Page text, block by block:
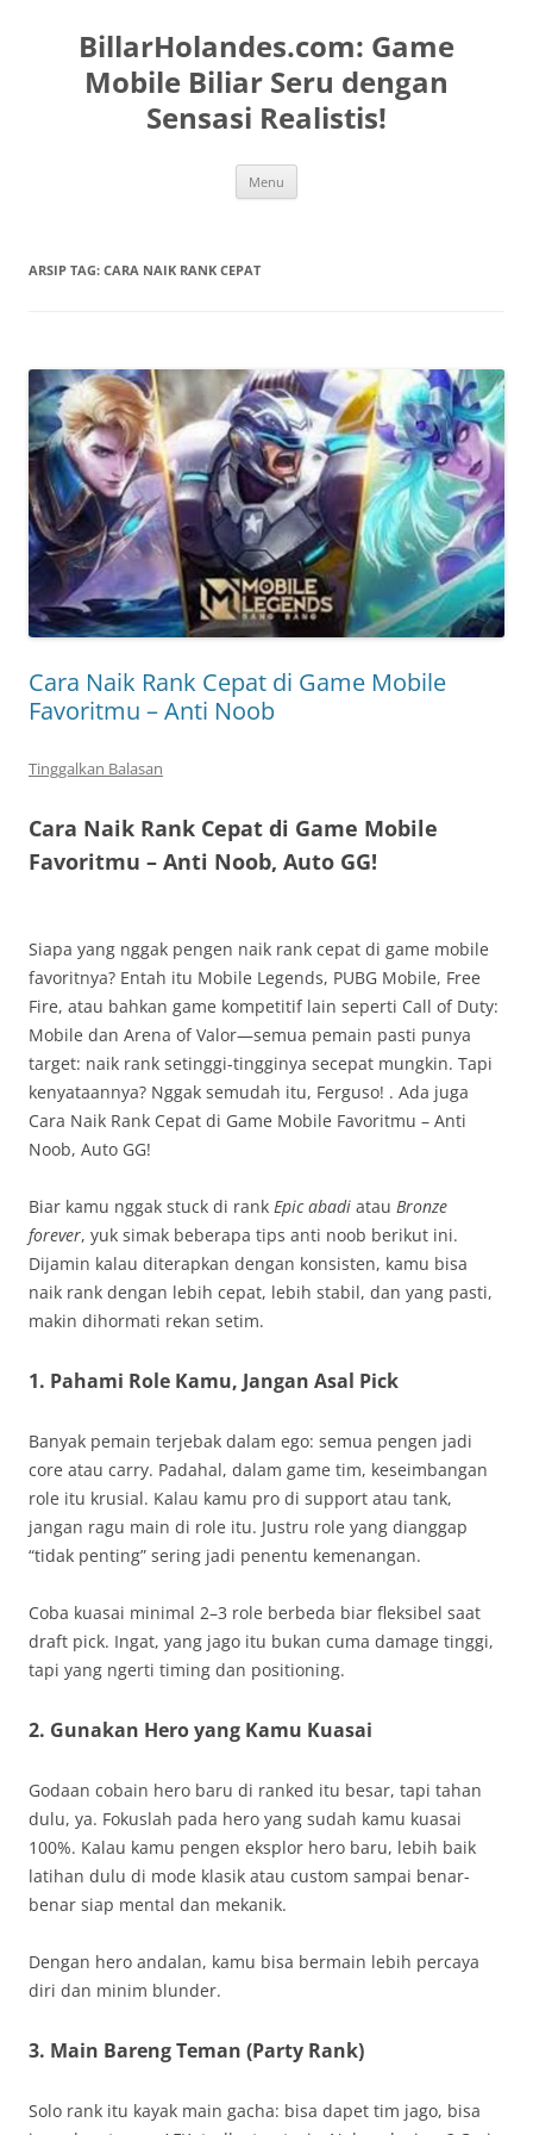
BillarHolandes.com: Game
Mobile Biliar Seru dengan
Sensasi Realistis!
Menu
ARSIP TAG: CARA NAIK RANK CEPAT
Cara Naik Rank Cepat di Game Mobile
Favoritmu – Anti Noob
Tinggalkan Balasan
Cara Naik Rank Cepat di Game Mobile
Favoritmu – Anti Noob, Auto GG!
Siapa yang nggak pengen naik rank cepat di game mobile
favoritnya? Entah itu Mobile Legends, PUBG Mobile, Free
Fire, atau bahkan game kompetitif lain seperti Call of Duty:
Mobile dan Arena of Valor—semua pemain pasti punya
target: naik rank setinggi-tingginya secepat mungkin. Tapi
kenyataannya? Nggak semudah itu, Ferguso! . Ada juga
Cara Naik Rank Cepat di Game Mobile Favoritmu – Anti
Noob, Auto GG!
Biar kamu nggak stuck di rank Epic abadi atau Bronze
forever, yuk simak beberapa tips anti noob berikut ini.
Dijamin kalau diterapkan dengan konsisten, kamu bisa
naik rank dengan lebih cepat, lebih stabil, dan yang pasti,
makin dihormati rekan setim.
1. Pahami Role Kamu, Jangan Asal Pick
Banyak pemain terjebak dalam ego: semua pengen jadi
core atau carry. Padahal, dalam game tim, keseimbangan
role itu krusial. Kalau kamu pro di support atau tank,
jangan ragu main di role itu. Justru role yang dianggap
“tidak penting” sering jadi penentu kemenangan.
Coba kuasai minimal 2–3 role berbeda biar fleksibel saat
draft pick. Ingat, yang jago itu bukan cuma damage tinggi,
tapi yang ngerti timing dan positioning.
2. Gunakan Hero yang Kamu Kuasai
Godaan cobain hero baru di ranked itu besar, tapi tahan
dulu, ya. Fokuslah pada hero yang sudah kamu kuasai
100%. Kalau kamu pengen eksplor hero baru, lebih baik
latihan dulu di mode klasik atau custom sampai benar-
benar siap mental dan mekanik.
Dengan hero andalan, kamu bisa bermain lebih percaya
diri dan minim blunder.
3. Main Bareng Teman (Party Rank)
Solo rank itu kayak main gacha: bisa dapet tim jago, bisa